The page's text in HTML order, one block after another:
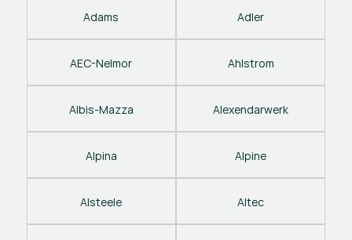
Adams Adler
AEC-Nelmor Ahlstrom
Albis-Mazza Alexendarwerk
Alpina Alpine
Alsteele Altec